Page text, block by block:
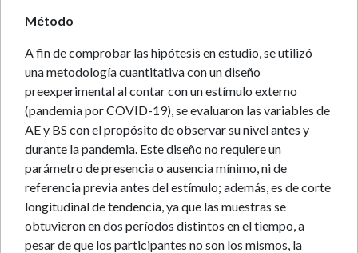
Método
A fin de comprobar las hipótesis en estudio, se utilizó
una metodología cuantitativa con un diseño
preexperimental al contar con un estímulo externo
(pandemia por COVID-19), se evaluaron las variables de
AE y BS con el propósito de observar su nivel antes y
durante la pandemia. Este diseño no requiere un
parámetro de presencia o ausencia mínimo, ni de
referencia previa antes del estímulo; además, es de corte
longitudinal de tendencia, ya que las muestras se
obtuvieron en dos períodos distintos en el tiempo, a
pesar de que los participantes no son los mismos, la